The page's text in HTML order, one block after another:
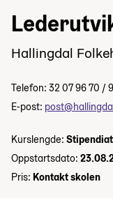
Hallingdal
Telefon: 32 07 96 70 /
E-post:
Kurslengde:
Oppstartsdato:
Pris: Kontakt skolen